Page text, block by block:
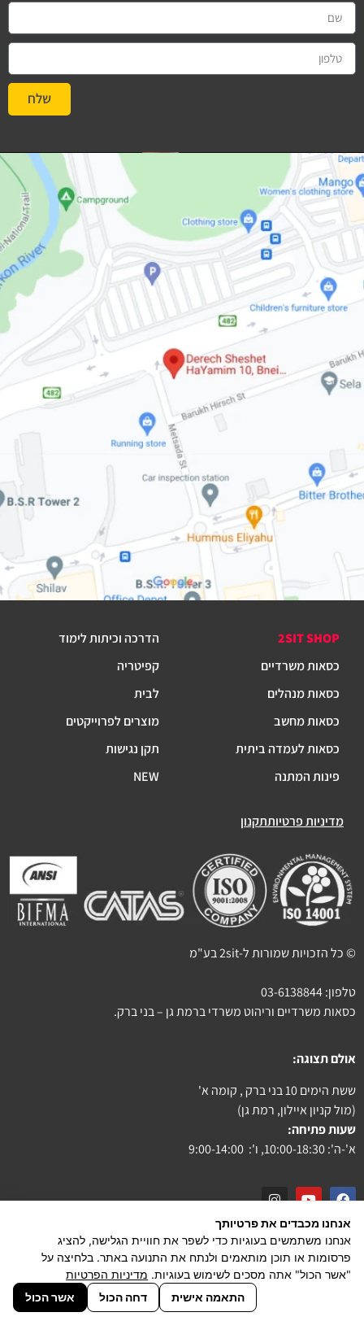
שלח
2SIT SHOP
כסאות משרדיים
כסאות מנהלים
כסאות מחשב
כסאות לעמדה ביתית
פינות המתנה
הדרכה וכיתות לימוד
קפיטריה
לבית
מוצרים לפרוייקטים
תקן נגישות
NEW
מדיניות פרטיותתקנון
© כל הזכויות שמורות ל-2sit בע"מ
טלפון:03-6138844
כסאות משרדיים וריהוט משרדי ברמת גן – בני ברק.
אולם תצוגה:
ששת הימים 10 בני ברק , קומה א'
(מול קניון איילון, רמת גן)
שעות פתיחה:
א'-ה': 10:00-18:30, ו': 9:00-14:00
צור קשר
הצהרת נגישות
powered by PiXeliT
אנחנו מכבדים את פרטיותך
אנחנו משתמשים בעוגיות כדי לשפר את חוויית הגלישה, להציג
פרסומות או תוכן מותאמים ולנתח את התנועה באתר. בלחיצה על
"אשר הכול" אתה מסכים לשימוש בעוגיות. מדיניות הפרטיות
התאמה אישית
דחה הכול אשר הכול